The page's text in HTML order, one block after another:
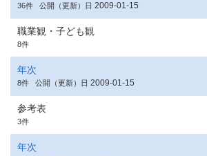
36件 公開（更新）日 2009-01-15
職業観・子ども観
8件
年次
8件 公開（更新）日 2009-01-15
参考表
3件
年次